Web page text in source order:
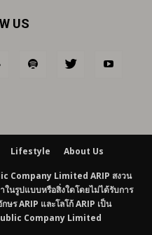
US
Lifestyle About Us
Company Limited ARIP สงวน
นรูปแบบหรือสิ่งใดโดยไม่ได้รับการ
ร ARIP และโลโก้ ARIP เป็น
Company Limited